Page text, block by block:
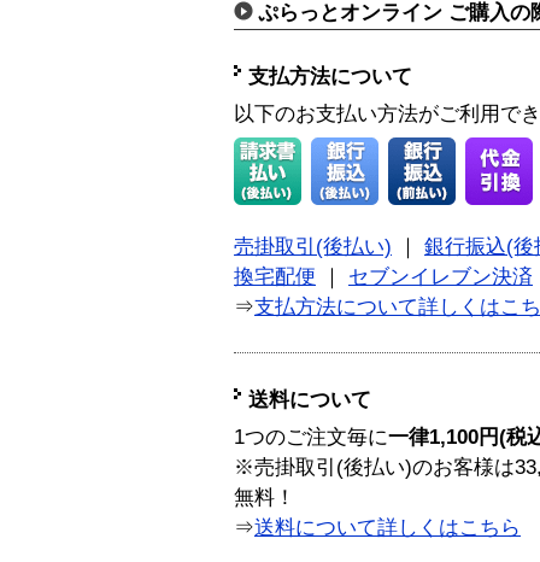
ぷらっとオンライン ご購入の
支払方法について
以下のお支払い方法がご利用で
売掛取引(後払い)
銀行振込(後
換宅配便
セブンイレブン決済
⇒支払方法について詳しくはこ
送料について
1つのご注文毎に一律1,100円(税
※売掛取引(後払い)のお客様は
無料！
⇒送料について詳しくはこちら